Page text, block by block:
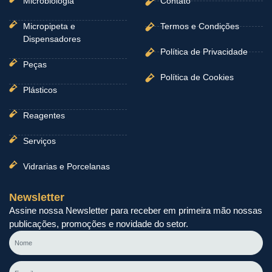
Micropipeta e
Dispensadores
Peças
Plásticos
Reagentes
Serviços
Vidrarias e Porcelanas
Termos e Condições
Política de Privacidade
Política de Cookies
Newsletter
Assine nossa Newsletter para receber em primeira mão nossas
publicações, promoções e novidade do setor.
Nome
E-